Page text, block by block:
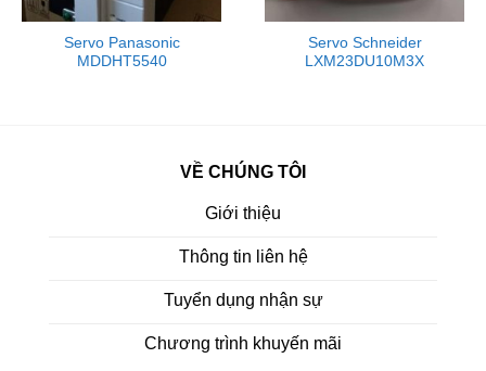
Servo Panasonic
MDDHT5540
Servo Schneider
LXM23DU10M3X
VỀ CHÚNG TÔI
Giới thiệu
Thông tin liên hệ
Tuyển dụng nhận sự
Chương trình khuyến mãi